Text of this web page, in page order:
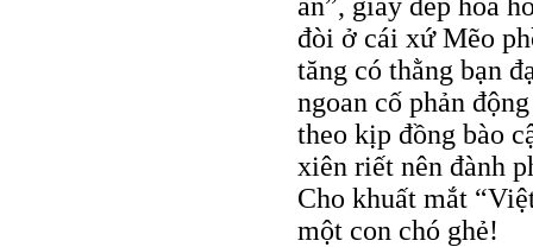
đòi ở cái xứ Mẽo
tăng có thằng bạn
ngoan cố phản
theo kịp đồng bào
xiên riết nên đành
Cho khuất mắt
một con chó ghẻ!